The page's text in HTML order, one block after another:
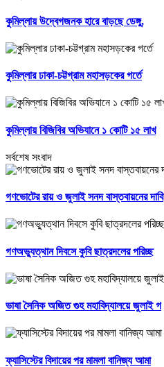
কুমিল্লায় উদ্বেগজনক হারে বাড়ছে ডেঙ্গু,
কুমিল্লার ঢাকা-চট্টগ্রাম মহাসড়কের গর্তে
কুমিল্লায় বিজিবির অভিযানে ১ কোটি ১৫ লাখ
সর্বশেষ সংবাদ
গণভোটের রায় ও জুলাই সনদ বাস্তবায়নের দাবি
গণঅভ্যুত্থান দিবসে কুবি ছাত্রদলের পরিচ্ছ
ভাষা সৈনিক অজিত গুহ মহাবিদ্যালয়ে জুলাই গ
ফ্যাসিস্টের বিদায়ের পর মামলা বানিজ্য আমা